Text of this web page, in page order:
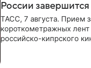
России завершится
ТАСС, 7 августа. Прием
короткометражных
российско-кипрского